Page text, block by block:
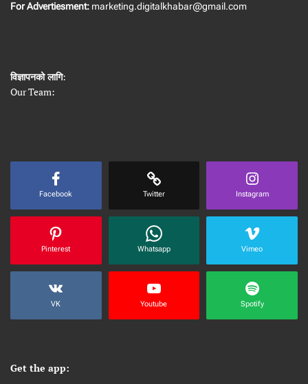
For Advertiesment: marketing.digitalkhabar@gmail.com
विज्ञापनको लागि:
Our Team:
Facebook Twitter Instagram
Pinterest Whatsapp Vimeo
VK Youtube Spotify
Get the app: